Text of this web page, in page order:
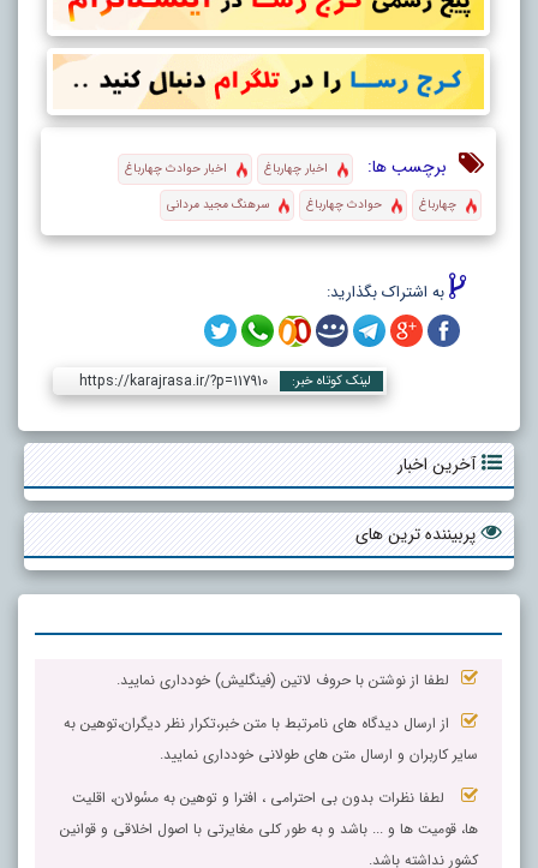
برچسب ها: اخبار چهارباغ
اخبار حوادث چهارباغ
چهارباغ
حوادث چهارباغ سرهنگ مجید مردانی
به اشتراک بگذارید:
لینک کوتاه خبر: https://karajrasa.ir/?p=117910
آخرین اخبار
پربیننده ترین های
لطفا از نوشتن با حروف لاتین (فینگلیش) خودداری نمایید.
از ارسال دیدگاه های نامرتبط با متن خبر،تکرار نظر دیگران،توهین به
سایر کاربران و ارسال متن های طولانی خودداری نمایید.
لطفا نظرات بدون بی احترامی ، افترا و توهین به مسٔولان، اقلیت
ها، قومیت ها و ... باشد و به طور کلی مغایرتی با اصول اخلاقی و قوانین
کشور نداشته باشد.